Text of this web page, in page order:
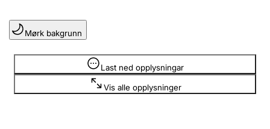
Lag og foreining
Registrere, endre, slette
Mørk bakgrunn
Last ned opplysningar
Vis alle opplysninger
Opplysninger er skjult